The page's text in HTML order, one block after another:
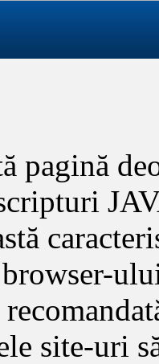
pagină
site-uri